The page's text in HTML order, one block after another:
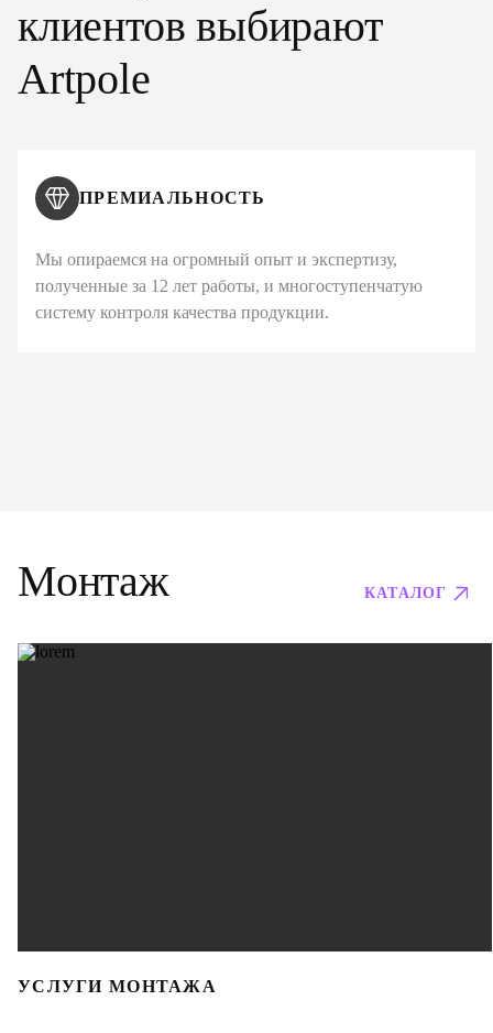
клиентов выбирают
Artpole
ПРЕМИАЛЬНОСТЬ
Мы опираемся на огромный опыт и экспертизу,
полученные за 12 лет работы, и многоступенчатую
систему контроля качества продукции.
Монтаж КАТАЛОГ
УСЛУГИ МОНТАЖА